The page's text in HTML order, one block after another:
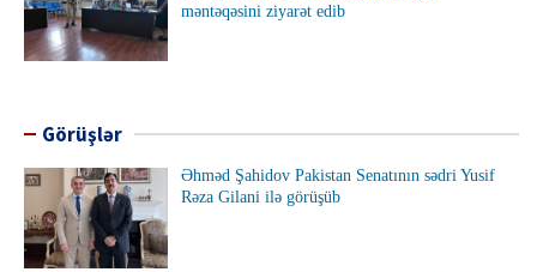
məntəqəsini ziyarət edib
Görüşlər
Əhməd Şahidov Pakistan Senatının sədri Yusif
Rəza Gilani ilə görüşüb